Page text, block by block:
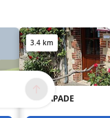
3.4 km
L'ESCAPADE